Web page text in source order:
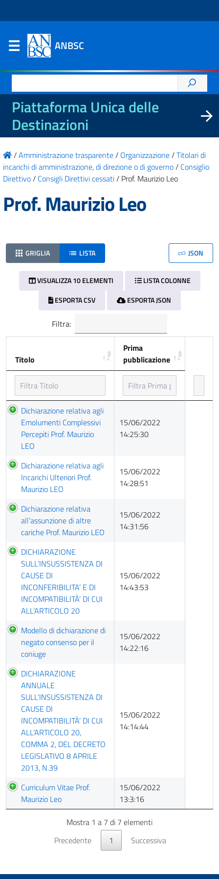
ANBSC
per:
Piattaforma Unica delle
Destinazioni
/Amministrazione trasparente/ Organizzazione/Titolari di
incarichi di amministrazione, di direzione o di governo/ Consiglio
Direttivo/ Consigli Direttivi cessati/ Prof. Maurizio Leo
Prof. Maurizio Leo
GRIGLIA LISTA JSON
VISUALIZZA 10 ELEMENTI
LISTA COLONNE
ESPORTA CSV
ESPORTA JSON
Filtra:
Titolo
Prima
pubblicazione
Titolo
pubblicazione
Dichiarazione relativa agli
Emolumenti Complessivi
Percepiti Prof. Maurizio
LEO
15/06/2022
14:25:30
Dichiarazione relativa agli
Incarichi Ulteriori Prof.
Maurizio LEO
15/06/2022
14:28:51
Dichiarazione relativa
all’assunzione di altre
cariche Prof. Maurizio LEO
15/06/2022
14:31:56
DICHIARAZIONE
SULL’INSUSSISTENZA DI
CAUSE DI
INCONFERIBILITA’ E DI
INCOMPATIBILITÀ’ DI CUI
ALL’ARTICOLO 20
15/06/2022
14:43:53
Modello di dichiarazione di
negato consenso per il
coniuge
15/06/2022
14:22:16
DICHIARAZIONE
ANNUALE
SULL’INSUSSISTENZA DI
CAUSE DI
INCOMPATIBILITÀ’ DI CUI
ALL’ARTICOLO 20,
COMMA 2, DEL DECRETO
LEGISLATIVO 8 APRILE
2013, N.39
15/06/2022
14:14:44
Curriculum Vitae Prof.
Maurizio Leo
15/06/2022
13:3:16
Mostra 1 a 7 di 7 elementi
Precedente
1 Successiva